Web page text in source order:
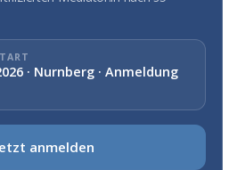
· Nurnberg · Anmeldung
anmelden